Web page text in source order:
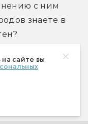
сайте вы
с ним
знаете в
Тут?